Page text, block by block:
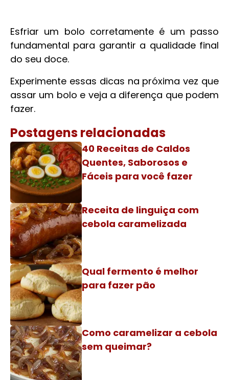
Esfriar um bolo corretamente é um passo
fundamental para garantir a qualidade final
do seu doce.
Experimente essas dicas na próxima vez que
assar um bolo e veja a diferença que podem
fazer.
Postagens relacionadas
40 Receitas de Caldos
Quentes, Saborosos e
Fáceis para você fazer
Receita de linguiça com
cebola caramelizada
Qual fermento é melhor
para fazer pão
Como caramelizar a cebola
sem queimar?